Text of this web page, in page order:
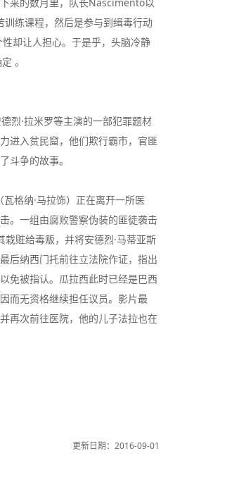
练课程，然后是参与到缉毒行动
却让人担心。于是乎，头脑冷静
。
烈·拉米罗等主演的一部犯罪题材
进入贫民窟，他们欺行霸市，官匪
斗争的故事。
格纳·马拉饰）正在离开一所医
。一组由腐败警察伪装的匪徒袭击
赃给毒贩，并将安德烈·马蒂亚斯
后纳西门托前往立法院作证，指出
免被指认。瓜拉西此时已经是巴西
而无资格继续担任议员。影片最
再次前往医院，他的儿子法拉也在
更新日期：2016-09-01